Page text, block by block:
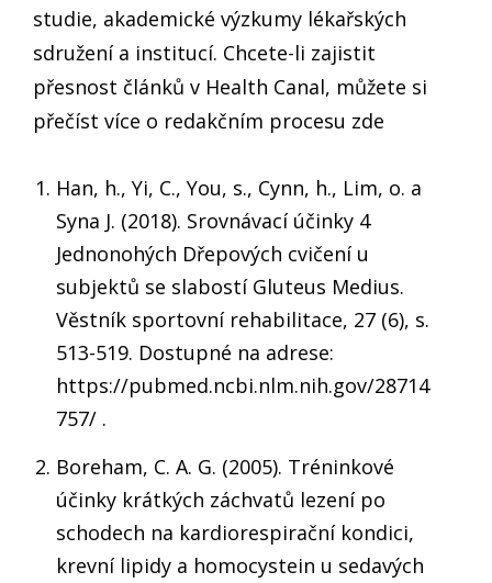
studie, akademické výzkumy lékařských
sdružení a institucí. Chcete-li zajistit
přesnost článků v Health Canal, můžete si
přečíst více o redakčním procesu zde
Han, h., Yi, C., You, s., Cynn, h., Lim, o. a
Syna J. (2018). Srovnávací účinky 4
Jednonohých Dřepových cvičení u
subjektů se slabostí Gluteus Medius.
Věstník sportovní rehabilitace, 27 (6), s.
513-519. Dostupné na adrese:
https://pubmed.ncbi.nlm.nih.gov/28714
757/ .
Boreham, C. A. G. (2005). Tréninkové
účinky krátkých záchvatů lezení po
schodech na kardiorespirační kondici,
krevní lipidy a homocystein u sedavých